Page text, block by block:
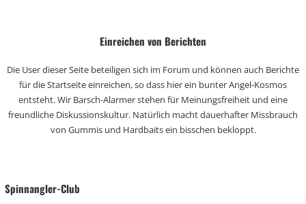
Einreichen von Berichten
Die User dieser Seite beteiligen sich im Forum und können auch Berichte
für die Startseite einreichen, so dass hier ein bunter Angel-Kosmos
entsteht. Wir Barsch-Alarmer stehen für Meinungsfreiheit und eine
freundliche Diskussionskultur. Natürlich macht dauerhafter Missbrauch
von Gummis und Hardbaits ein bisschen bekloppt.
Spinnangler-Club